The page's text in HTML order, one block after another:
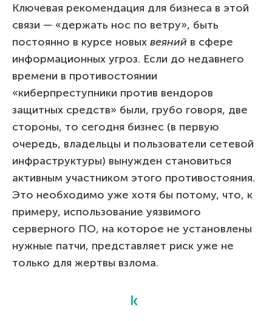
Ключевая рекомендация для бизнеса в этой
связи — «держать нос по ветру», быть
постоянно в курсе новых веяний в сфере
информационных угроз. Если до недавнего
времени в противостоянии
«киберпреступники против вендоров
защитных средств» были, грубо говоря, две
стороны, то сегодня бизнес (в первую
очередь, владельцы и пользователи сетевой
инфраструктуры) вынужден становиться
активным участником этого противостояния.
Это необходимо уже хотя бы потому, что, к
примеру, использование уязвимого
серверного ПО, на которое не установлены
нужные патчи, представляет риск уже не
только для жертвы взлома.